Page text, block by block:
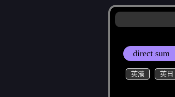
direct sum
英漢 英日